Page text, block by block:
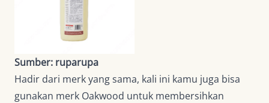
Sumber: ruparupa
Hadir dari merk yang sama, kali ini kamu juga bisa
gunakan merk Oakwood untuk membersihkan